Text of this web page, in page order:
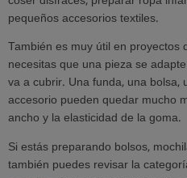
pequeños accesorios textiles.
También es muy útil en proyectos
necesitas que una pieza se
va a cubrir. Una funda, una bolsa,
accesorio pueden quedar mucho
ancho y la elasticidad de la goma.
Si estás preparando bolsos,
también puedes revisar la